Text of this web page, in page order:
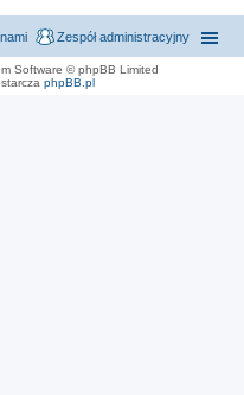
Zespół administracyjny
Software © phpBB Limited
phpBB.pl